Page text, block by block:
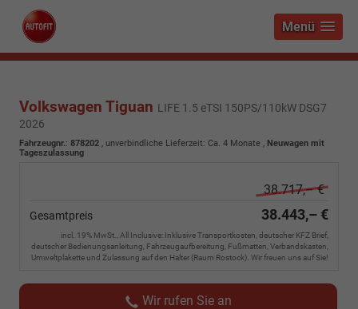
Menü
Volkswagen Tiguan LIFE 1.5 eTSI 150PS/110kW DSG7
2026
Fahrzeugnr.: 878202 , unverbindliche Lieferzeit: Ca. 4 Monate , Neuwagen mit
Tageszulassung
38.717,– €
Gesamtpreis 38.443,– €
incl. 19% MwSt., All Inclusive: Inklusive Transportkosten, deutscher KFZ Brief,
deutscher Bedienungsanleitung, Fahrzeugaufbereitung, Fußmatten, Verbandskasten,
Umweltplakette und Zulassung auf den Halter (Raum Rostock). Wir freuen uns auf Sie!
Wir rufen Sie an